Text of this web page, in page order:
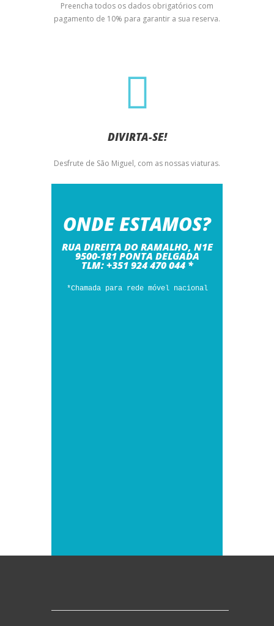
Preencha todos os dados obrigatórios com
pagamento de 10% para garantir a sua reserva.
DIVIRTA-SE!
Desfrute de São Miguel, com as nossas viaturas.
ONDE ESTAMOS?
RUA DIREITA DO RAMALHO, N1E
9500-181 PONTA DELGADA
TLM: +351924 470 044 *
*Chamada para rede móvel nacional